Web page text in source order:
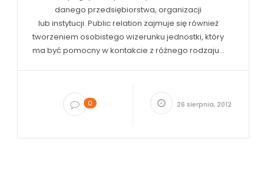
danego przedsiębiorstwa, organizacji
lub instytucji. Public relation zajmuje się również
tworzeniem osobistego wizerunku jednostki, który
ma być pomocny w kontakcie z różnego rodzaju...
0 26 sierpnia, 2012